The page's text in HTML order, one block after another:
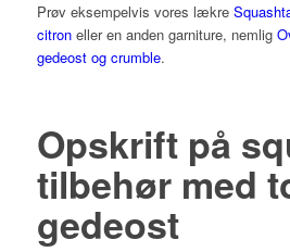
Prøv eksempelvis vores lækre
citroneller en anden garniture, nemlig
gedeost og crumble.
Opskrift på
tilbehør med
gedeost